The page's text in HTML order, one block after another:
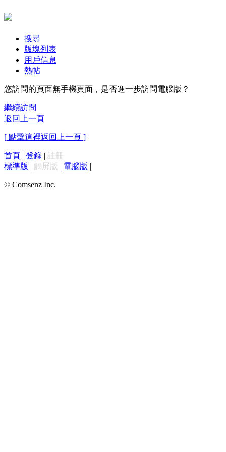
搜尋
版塊列表
用戶信息
熱帖
您訪問的頁面無手機頁面，是否進一步訪問電腦版？
繼續訪問
返回上一頁
[ 點擊這裡返回上一頁 ]
首頁 | 登錄 | 註冊
標準版 | 觸屏版 | 電腦版 |
© Comsenz Inc.